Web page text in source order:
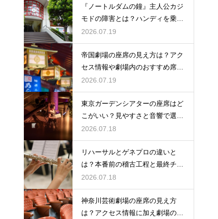
『ノートルダムの鐘』主人公カジ
モドの障害とは？ハンディを乗り
越える姿に感動
2026.07.19
帝国劇場の座席の見え方は？アク
セス情報や劇場内のおすすめ席を
徹底ガイド
2026.07.19
東京ガーデンシアターの座席はど
こがいい？見やすさと音響で選ぶ
おすすめのポジション
2026.07.18
リハーサルとゲネプロの違いと
は？本番前の稽古工程と最終チェ
ックの意味を解説
2026.07.18
神奈川芸術劇場の座席の見え方
は？アクセス情報に加え劇場の魅